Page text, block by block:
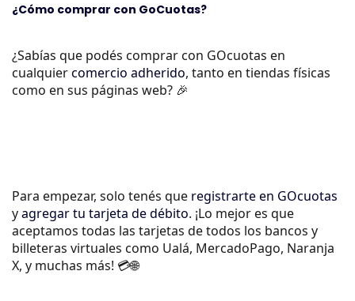
¿Cómo comprar con GoCuotas?
¿Sabías que podés comprar con GOcuotas en
cualquier comercio adherido, tanto en tiendas físicas
como en sus páginas web? 🎉
Para empezar, solo tenés que registrarte en GOcuotas
y agregar tu tarjeta de débito. ¡Lo mejor es que
aceptamos todas las tarjetas de todos los bancos y
billeteras virtuales como Ualá, MercadoPago, Naranja
X, y muchas más! 💳🌐